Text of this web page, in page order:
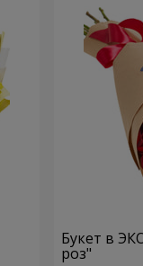
Букет в
роз"